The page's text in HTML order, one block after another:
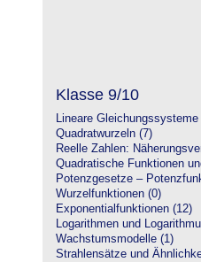
Klasse 9/10
Lineare Gleichungssysteme
Quadratwurzeln (7)
Reelle Zahlen:
Quadratische Funktionen
Potenzgesetze –
Wurzelfunktionen (0)
Exponentialfunktionen (12)
Logarithmen und
Wachstumsmodelle (1)
Strahlensätze und